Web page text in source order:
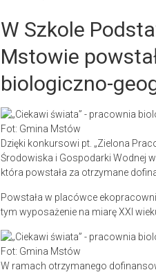
W Szkole
Mstowie
biologiczno-
Fot: Gmina Mstów
Dzięki konkursowi pt. „Zielona
Środowiska i Gospodarki Wodnej
która powstała za otrzymane
Powstała w placówce
tym wyposażenie na miarę XXI
Fot: Gmina Mstów
W ramach otrzymanego